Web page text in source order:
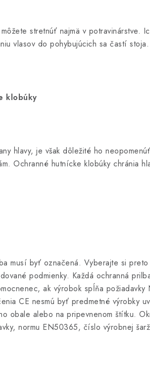
stretnúť najmä v potravinárstve.
vlasov do pohybujúcich sa častí stoja.
klobúky
hlavy, je však dôležité ho
Ochranné hutnícke klobúky chránia
musí byť označená. Vyberajte si
podmienky. Každá ochranná
ak výrobok spĺňa
CE nesmú byť predmetné výrobky
obale alebo na pripevnenom štítku.
normu EN50365, číslo výrobnej